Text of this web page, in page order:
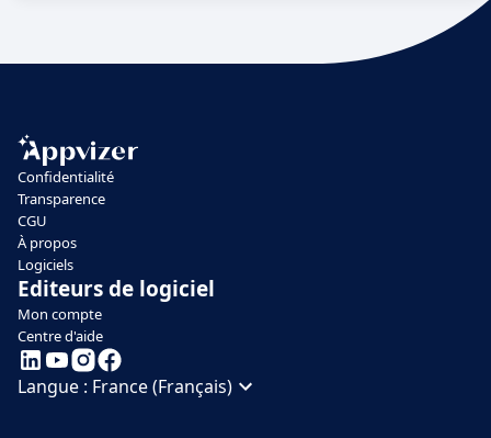
Confidentialité
Transparence
CGU
À propos
Logiciels
Editeurs de logiciel
Mon compte
Centre d'aide
Langue : France (Français)